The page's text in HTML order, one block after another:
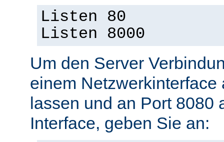
Listen 80
Listen 8000
Um den Server
einem Netzwerkinterface
lassen und an Port 8080
Interface, geben Sie an: